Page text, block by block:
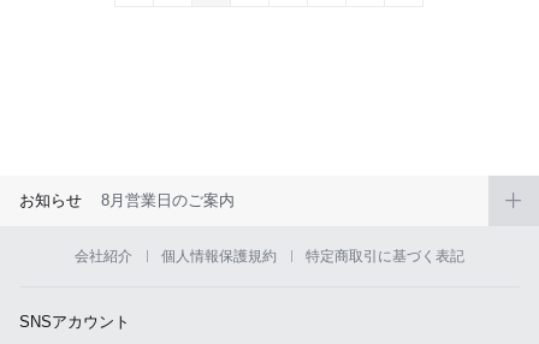
お知らせ 8月営業日のご案内
会社紹介 個人情報保護規約 特定商取引に基づく表記
SNSアカウント